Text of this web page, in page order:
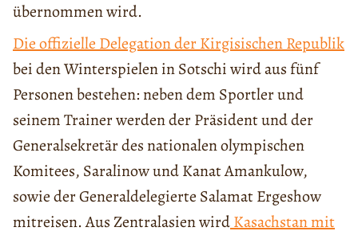
übernommen wird.
Die offizielle Delegation der Kirgisischen Republik
bei den Winterspielen in Sotschi wird aus fünf
Personen bestehen: neben dem Sportler und
seinem Trainer werden der Präsident und der
Generalsekretär des nationalen olympischen
Komitees, Saralinow und Kanat Amankulow,
sowie der Generaldelegierte Salamat Ergeshow
mitreisen. Aus Zentralasien wirdKasachstan mit